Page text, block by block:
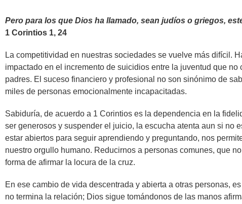
Pero para los que Dios ha llamado, sean judíos o griegos,
1 Corintios 1, 24
La competitividad en nuestras sociedades se vuelve más difícil.
impactado en el incremento de suicidios entre la juventud que
padres. El suceso financiero y profesional no son sinónimo de
miles de personas emocionalmente incapacitadas.
Sabiduría, de acuerdo a 1 Corintios es la dependencia en la
ser generosos y suspender el juicio, la escucha atenta aun si no
estar abiertos para seguir aprendiendo y preguntando, nos
nuestro orgullo humano. Reducirnos a personas comunes, que
forma de afirmar la locura de la cruz.
En ese cambio de vida descentrada y abierta a otras personas,
no termina la relación; Dios sigue tomándonos de las manos